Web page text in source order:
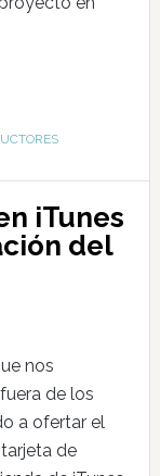
iTunes
del
nos
de los
a ofertar el
de